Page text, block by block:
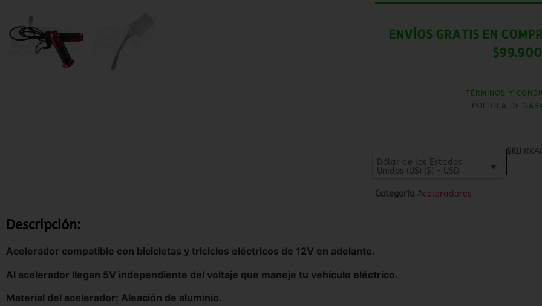
ENVÍOS GRATIS EN
$99.900
TÉRMINOS Y
POLÍTICA DE
Dólar de los Estados
Unidos (US) ($) - USD
SKU
Categoría Aceleradores
Descripción:
Acelerador compatible con bicicletas y triciclos eléctricos de 12V en adelante.
Al acelerador llegan 5V independiente del voltaje que maneje tu vehículo eléctrico.
Material del acelerador: Aleación de aluminio.